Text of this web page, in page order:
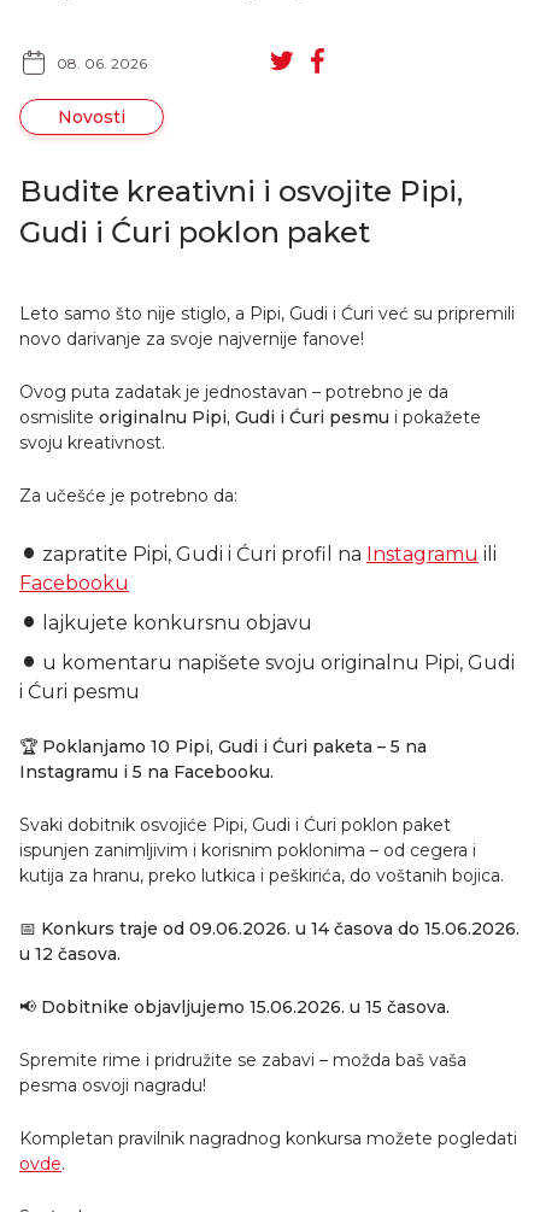
08. 06. 2026
Novosti
Budite kreativni i osvojite Pipi,
Gudi i Ćuri poklon paket
Leto samo što nije stiglo, a Pipi, Gudi i Ćuri već su pripremili
novo darivanje za svoje najvernije fanove!
Ovog puta zadatak je jednostavan – potrebno je da
osmislite originalnu Pipi, Gudi i Ćuri pesmu i pokažete
svoju kreativnost.
Za učešće je potrebno da:
zapratite Pipi, Gudi i Ćuri profil na Instagramu ili
Facebooku
lajkujete konkursnu objavu
u komentaru napišete svoju originalnu Pipi, Gudi
i Ćuri pesmu
🏆 Poklanjamo 10 Pipi, Gudi i Ćuri paketa – 5 na
Instagramu i 5 na Facebooku.
Svaki dobitnik osvojiće Pipi, Gudi i Ćuri poklon paket
ispunjen zanimljivim i korisnim poklonima – od cegera i
kutija za hranu, preko lutkica i peškirića, do voštanih bojica.
📅 Konkurs traje od 09.06.2026. u 14 časova do 15.06.2026.
u 12 časova.
📢 Dobitnike objavljujemo 15.06.2026. u 15 časova.
Spremite rime i pridružite se zabavi – možda baš vaša
pesma osvoji nagradu!
Kompletan pravilnik nagradnog konkursa možete pogledati
ovde.